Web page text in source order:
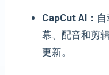
CapCut AI：
幕、配音和剪
更新。